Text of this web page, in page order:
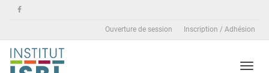
Ouverture de session Inscription / Adhésion